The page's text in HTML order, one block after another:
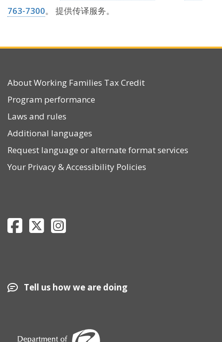
763-7300。 提供传译服务。
About Working Families Tax Credit
Program performance
Laws and rules
Additional languages
Request language or alternate format services
Your Privacy&Accessibility Policies
Department of Revenue Facebook page
Department of Revenue Twitter page
Tell us how we are doing
Image